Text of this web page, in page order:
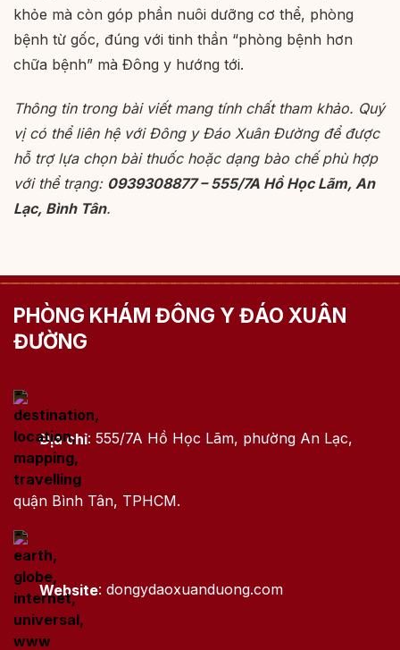
khỏe mà còn góp phần nuôi dưỡng cơ thể, phòng
bệnh từ gốc, đúng với tinh thần “phòng bệnh hơn
chữa bệnh” mà Đông y hướng tới.
Thông tin trong bài viết mang tính chất tham khảo. Quý
vị có thể liên hệ với Đông y Đáo Xuân Đường để được
hỗ trợ lựa chọn bài thuốc hoặc dạng bào chế phù hợp
với thể trạng: 0939308877 – 555/7A Hồ Học Lãm, An
Lạc, Bình Tân.
PHÒNG KHÁM ĐÔNG Y ĐÁO XUÂN
ĐƯỜNG
Địa chỉ: 555/7A Hồ Học Lãm, phường An Lạc,
quận Bình Tân, TPHCM.
Website: dongydaoxuanduong.com